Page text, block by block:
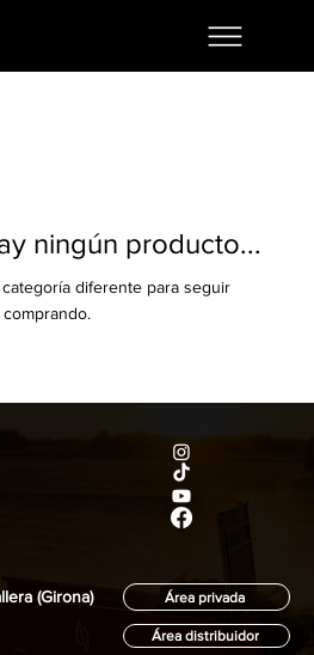
ningún producto...
diferente para seguir
comprando.
(Girona)
Área privada
Área distribuidor